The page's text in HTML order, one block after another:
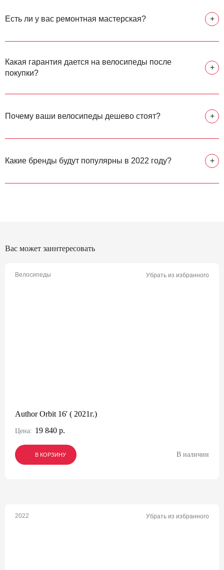
Есть ли у вас ремонтная мастерская? +
Какая гарантия дается на велосипеды после
покупки?
+
Почему ваши велосипеды дешево стоят? +
Какие бренды будут популярны в 2022 году? +
Вас может заинтересовать
Велосипеды Убрать из избранного
Author Orbit 16' ( 2021г.)
Цена: 19 840 р.
В КОРЗИНУ
В КОРЗИНУ
В КОРЗИНУ В наличии
2022 Убрать из избранного